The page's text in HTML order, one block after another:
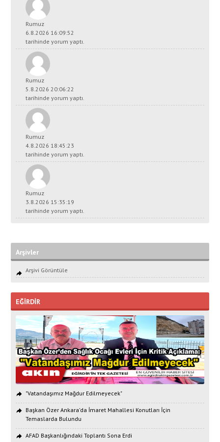
Rumuz
6.8.2026 16:09:52
tarihinde yorum yaptı.
Rumuz
5.8.2026 20:06:22
tarihinde yorum yaptı.
Rumuz
4.8.2026 18:45:23
tarihinde yorum yaptı.
Rumuz
3.8.2026 15:35:19
tarihinde yorum yaptı.
Arşivler
Arşivi Görüntüle
EĞİRDİR
"Vatandaşımız Mağdur Edilmeyecek"
Başkan Özer Ankara’da İmaret Mahallesi Konutları İçin
Temaslarda Bulundu
AFAD Başkanlığındaki Toplantı Sona Erdi